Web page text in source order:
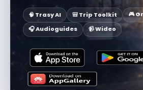
🧠 Trasy AI 🎒 Trip Toolkit
🎮
🎧 Audioguides
📹 Wideo